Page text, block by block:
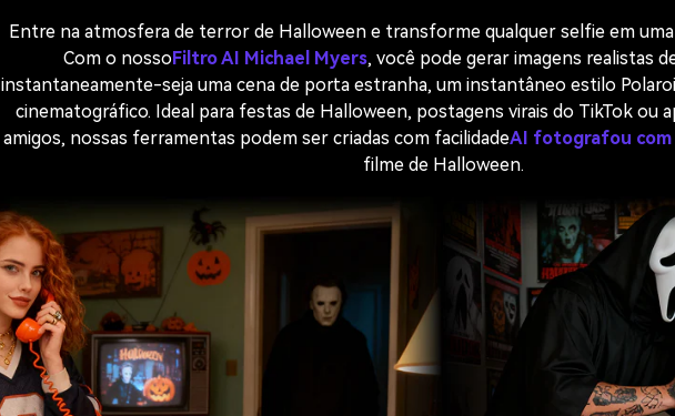
Entre na atmosfera de terror de Halloween e transforme qualquer selfie em
Com o nossoFiltro AI Michael Myers, você pode gerar imagens realistas
instantaneamente-seja uma cena de porta estranha, um instantâneo estilo
cinematográfico. Ideal para festas de Halloween, postagens virais do TikTok ou
amigos, nossas ferramentas podem ser criadas com facilidadeAI fotografou com
filme de Halloween.